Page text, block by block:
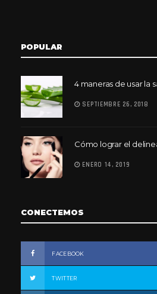
POPULAR
4 maneras de usar la
SEPTIEMBRE 26, 2018
Cómo lograr el
ENERO 14, 2019
CONECTEMOS
FACEBOOK
TWITTER